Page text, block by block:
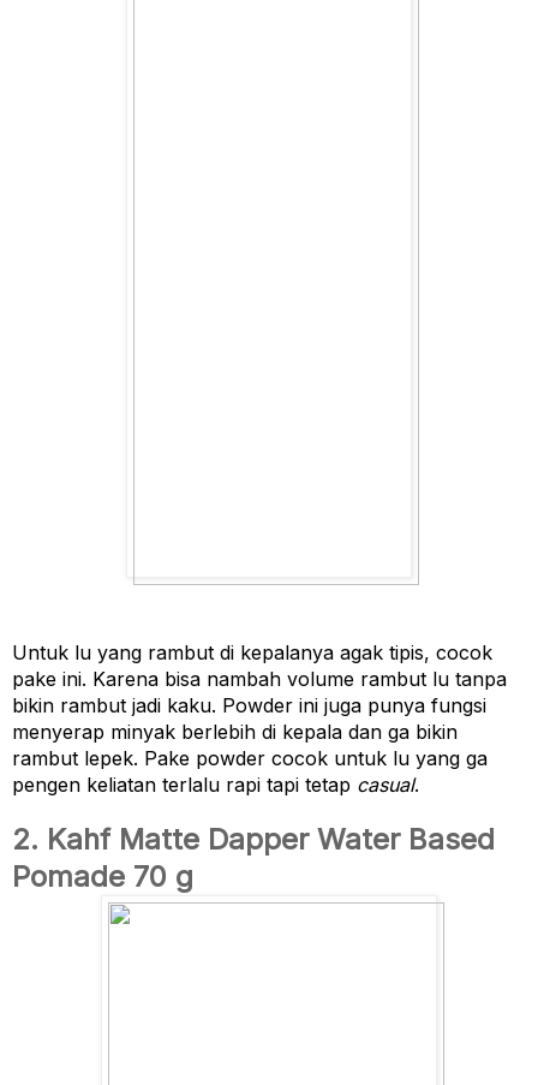
Untuk lu yang rambut di kepalanya agak tipis, cocok
pake ini. Karena bisa nambah volume rambut lu tanpa
bikin rambut jadi kaku. Powder ini juga punya fungsi
menyerap minyak berlebih di kepala dan ga bikin
rambut lepek. Pake powder cocok untuk lu yang ga
pengen keliatan terlalu rapi tapi tetap casual.
2. Kahf Matte Dapper Water Based
Pomade 70 g